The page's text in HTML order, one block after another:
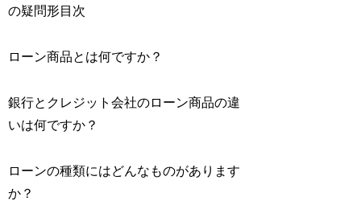
の疑問形目次
ローン商品とは何ですか？
銀行とクレジット会社のローン商品の違
いは何ですか？
ローンの種類にはどんなものがあります
か？